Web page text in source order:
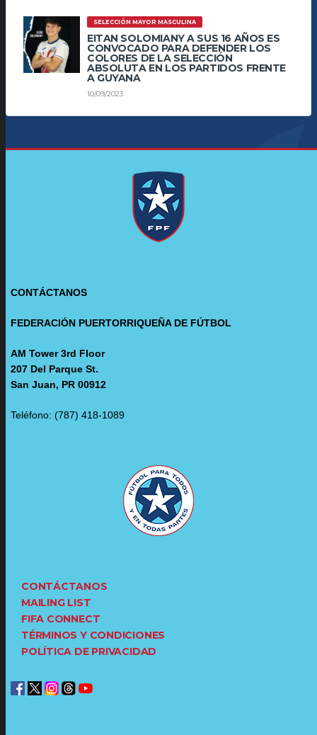
SELECCIÓN MAYOR MASCULINA
EITAN SOLOMIANY A SUS 16 AÑOS ES
CONVOCADO PARA DEFENDER LOS
COLORES DE LA SELECCIÓN
ABSOLUTA EN LOS PARTIDOS FRENTE
A GUYANA
10/09/2023
CONTÁCTANOS
FEDERACIÓN PUERTORRIQUEÑA DE FÚTBOL
AM Tower 3rd Floor
207 Del Parque St.
San Juan, PR 00912
Teléfono: (787) 418-1089
CONTÁCTANOS
MAILING LIST
FIFA CONNECT
TÉRMINOS Y CONDICIONES
POLÍTICA DE PRIVACIDAD